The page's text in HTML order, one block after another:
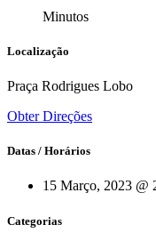
Minutos
Localização
Praça Rodrigues Lobo
Obter Direções
Datas / Horários
15 Março, 2023 @
Categorias